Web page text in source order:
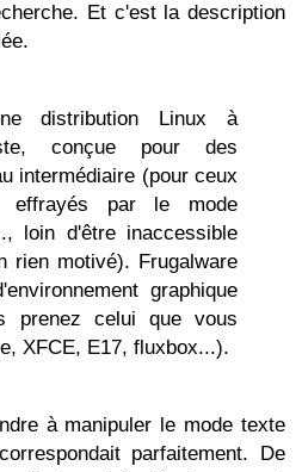
Et c'est la description
distribution Linux à
conçue pour des
intermédiaire (pour ceux
par le mode
loin d'être inaccessible
rien motivé). Frugalware
graphique
prenez celui que vous
XFCE, E17, fluxbox...).
à manipuler le mode texte
parfaitement. De